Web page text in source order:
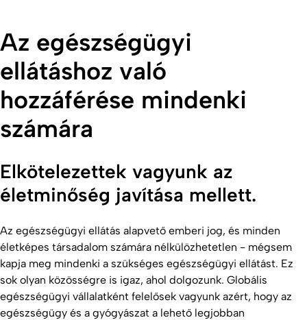
Az egészségügyi
ellátáshoz való
hozzáférése mindenki
számára
Elkötelezettek vagyunk az
életminőség javítása mellett.
Az egészségügyi ellátás alapvető emberi jog, és minden
életképes társadalom számára nélkülözhetetlen - mégsem
kapja meg mindenki a szükséges egészségügyi ellátást. Ez
sok olyan közösségre is igaz, ahol dolgozunk. Globális
egészségügyi vállalatként felelősek vagyunk azért, hogy az
egészségügy és a gyógyászat a lehető legjobban